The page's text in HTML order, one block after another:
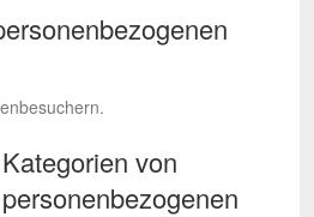
von